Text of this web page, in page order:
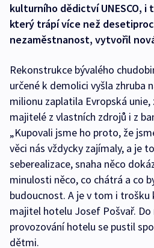
kulturního dědictví UNESCO,
který trápí více než
nezaměstnanost, vytvořil
Rekonstrukce bývalého
určené k demolici vyšla zhruba
milionu zaplatila Evropská
majitelé z vlastních zdrojů i z
„Kupovali jsme ho proto, že
věci nás vždycky zajímaly, a je
seberealizace, snaha něco
minulosti něco, co chátrá a co
budoucnost. A je v tom i trošku
majitel hotelu Josef Pošvař.
provozování hotelu se pustil
dětmi.